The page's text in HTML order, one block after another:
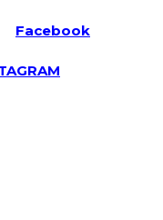
Facebook